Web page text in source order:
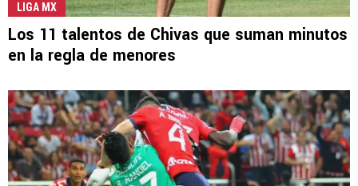
LIGA MX
Los 11 talentos de Chivas que suman minutos
en la regla de menores